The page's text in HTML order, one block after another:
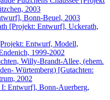
2003
Bonn-Beuel, 2003
[Projekt: Entwurf], Uckerath,
Entwurf, Modell,
1999-2002
Willy-Brandt-Allee, (ehem.
Würtemberg) [Gutachten:
2002
Entwurf], Bonn-Auerberg,